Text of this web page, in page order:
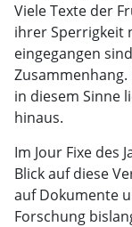
Viele Texte der
ihrer Sperrigkeit
eingegangen
in diesem Sinne
hinaus.
Im Jour Fixe des
Blick auf diese
auf Dokumente
Forschung